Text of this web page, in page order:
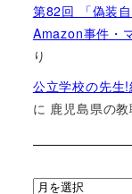
第82回 「偽装
Amazon事件・
り
公立学校の先生
に 鹿児島県の
ア